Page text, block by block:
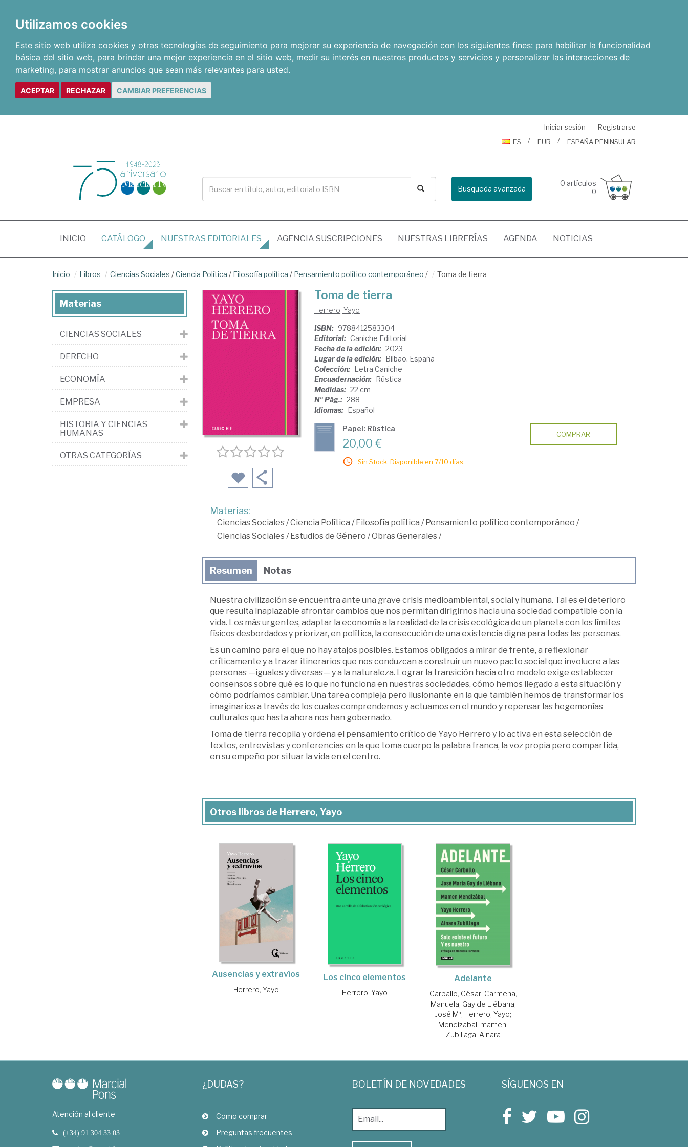
Utilizamos cookies
Este sitio web utiliza cookies y otras tecnologías de seguimiento para mejorar su experiencia de navegación con los siguientes fines: para habilitar la funcionalidad
básica del sitio web, para brindar una mejor experiencia en el sitio web, medir su interés en nuestros productos y servicios y personalizar las interacciones de
marketing, para mostrar anuncios que sean más relevantes para usted.
ACEPTAR RECHAZAR CAMBIAR PREFERENCIAS
Iniciar sesión
Registrarse
ES
EUR ESPAÑA PENINSULAR
Busqueda avanzada
0 artículos
0
INICIO (CURRENT)
CATÁLOGO NUESTRAS EDITORIALES AGENCIA SUSCRIPCIONES NUESTRAS LIBRERÍAS AGENDA NOTICIAS
Inicio Libros Ciencias Sociales /Ciencia Política / Filosofía política / Pensamiento político contemporáneo / Toma de tierra
Toma de tierra
Herrero, Yayo
ISBN: 9788412583304
Editorial: Caniche Editorial
Fecha de la edición: 2023
Lugar de la edición: Bilbao. España
Colección: Letra Caniche
Encuadernación: Rústica
Medidas: 22 cm
Nº Pág.: 288
Idiomas: Español
Papel: Rústica
20,00 €
Sin Stock. Disponible en 7/10 días.
COMPRAR
Materias:
Ciencias Sociales/Ciencia Política /Filosofía política /Pensamiento político contemporáneo /
Ciencias Sociales/Estudios de Género /Obras Generales/
Resumen Notas
Nuestra civilización se encuentra ante una grave crisis medioambiental, social y humana. Tal es el deterioro
que resulta inaplazable afrontar cambios que nos permitan dirigirnos hacia una sociedad compatible con la
vida. Los más urgentes, adaptar la economía a la realidad de la crisis ecológica de un planeta con los límites
físicos desbordados y priorizar, en política, la consecución de una existencia digna para todas las personas.
Es un camino para el que no hay atajos posibles. Estamos obligados a mirar de frente, a reflexionar
críticamente y a trazar itinerarios que nos conduzcan a construir un nuevo pacto social que involucre a las
personas —iguales y diversas— y a la naturaleza. Lograr la transición hacia otro modelo exige establecer
consensos sobre qué es lo que no funciona en nuestras sociedades, cómo hemos llegado a esta situación y
cómo podríamos cambiar. Una tarea compleja pero ilusionante en la que también hemos de transformar los
imaginarios a través de los cuales comprendemos y actuamos en el mundo y repensar las hegemonías
culturales que hasta ahora nos han gobernado.
Toma de tierra recopila y ordena el pensamiento crítico de Yayo Herrero y lo activa en esta selección de
textos, entrevistas y conferencias en la que toma cuerpo la palabra franca, la voz propia pero compartida,
en su empeño por situar la vida en el centro.
Otros libros de Herrero, Yayo
Ausencias y extravíos
Herrero, Yayo
Los cinco elementos
Herrero, Yayo
Adelante
Carballo, César; Carmena,
Manuela; Gay de Liébana,
José Mª; Herrero, Yayo;
Mendizabal, mamen;
Zubillaga, Ainara
Materias
CIENCIAS SOCIALES
DERECHO
ECONOMÍA
EMPRESA
HISTORIA Y CIENCIAS
HUMANAS
OTRAS CATEGORÍAS
Atención al cliente
(+34) 91 304 33 03
¿DUDAS?
Como comprar
Preguntas frecuentes
BOLETÍN DE NOVEDADES SÍGUENOS EN